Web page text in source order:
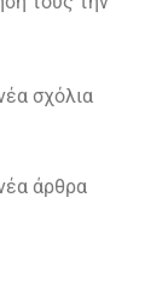
σχόλια
άρθρα